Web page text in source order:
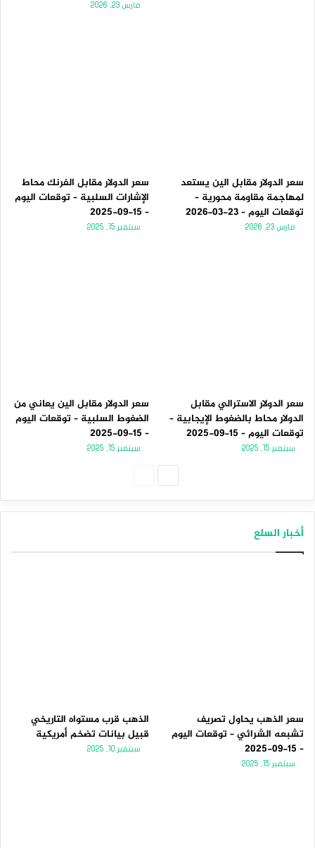
مارس 23, 2026
سعر الدولار مقابل الين يستعد
لمهاجمة مقاومة محورية –
توقعات اليوم – 23-03-2026
مارس 23, 2026
سعر الدولار مقابل الفرنك محاط
الإشارات السلبية – توقعات اليوم
– 15-09-2025
سبتمبر 15, 2025
سعر الدولار الاسترالي مقابل
الدولار محاط بالضغوط الإيجابية –
توقعات اليوم – 15-09-2025
سبتمبر 15, 2025
سعر الدولار مقابل الين يعاني من
الضغوط السلبية – توقعات اليوم
– 15-09-2025
سبتمبر 15, 2025
أخبار السلع
سعر الذهب يحاول تصريف
تشبعه الشرائي – توقعات اليوم
– 15-09-2025
سبتمبر 15, 2025
الذهب قرب مستواه التاريخي
قبيل بيانات تضخم أمريكية
سبتمبر 10, 2025